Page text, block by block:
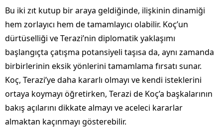
Bu iki zıt kutup bir araya geldiğinde, ilişkinin dinamiği
hem zorlayıcı hem de tamamlayıcı olabilir. Koç’un
dürtüselliği ve Terazi’nin diplomatik yaklaşımı
başlangıçta çatışma potansiyeli taşısa da, aynı zamanda
birbirlerinin eksik yönlerini tamamlama fırsatı sunar.
Koç, Terazi’ye daha kararlı olmayı ve kendi isteklerini
ortaya koymayı öğretirken, Terazi de Koç’a başkalarının
bakış açılarını dikkate almayı ve aceleci kararlar
almaktan kaçınmayı gösterebilir.